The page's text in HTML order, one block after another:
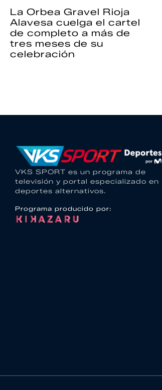
La Orbea Gravel Rioja
Alavesa cuelga el cartel
de completo a más de
tres meses de su
celebración
VKS SPORT es un programa de
televisión y portal especializado en
deportes alternativos.
Programa producido por: